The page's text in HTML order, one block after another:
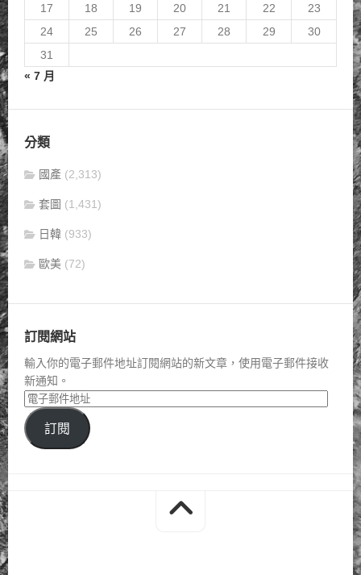
17
18 19 20 21 22
23
24
25 26 27 28 29
30
31
« 7 月
分類
國產 (2,313)
套圖 (1,431)
日韓 (933)
歐美 (72)
訂閱網站
輸入你的電子郵件地址訂閱網站的新文章，使用電子郵件接收
新通知。
訂閱